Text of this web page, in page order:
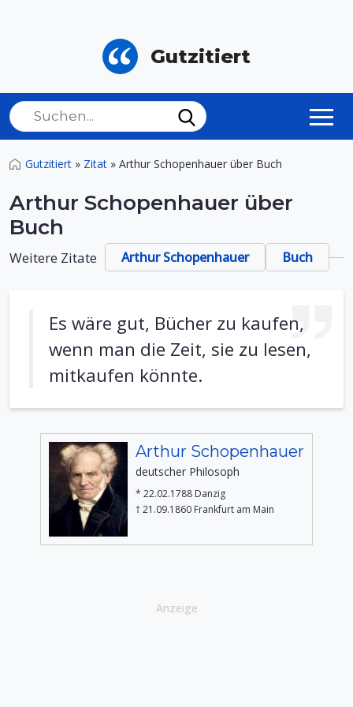
Gutzitiert
Gutzitiert » Zitat » Arthur Schopenhauer über Buch
Arthur Schopenhauer über
Buch
Weitere Zitate Arthur Schopenhauer Buch
Es wäre gut, Bücher zu kaufen,
wenn man die Zeit, sie zu lesen,
mitkaufen könnte.
Arthur Schopenhauer
deutscher Philosoph
* 22.02.1788 Danzig
† 21.09.1860 Frankfurt am Main
Anzeige